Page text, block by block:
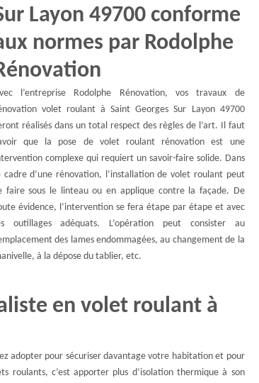
Layon 49700 conforme
normes par Rodolphe
l’entreprise Rodolphe Rénovation, vos travaux de
volet roulant à Saint Georges Sur Layon 49700
réalisés dans un total respect des règles de l’art. Il faut
que la pose de volet roulant rénovation est une
complexe qui requiert un savoir-faire solide. Dans
cadre d’une rénovation, l’installation de volet roulant peut
faire sous le linteau ou en applique contre la façade. De
évidence, l’intervention se fera étape par étape et avec
outillages adéquats. L’opération peut consister au
des lames endommagées, au changement de la
à la dépose du tablier, etc.
en volet roulant à
adopter pour sécuriser davantage votre habitation et pour
roulants, c’est apporter plus d’isolation thermique à son